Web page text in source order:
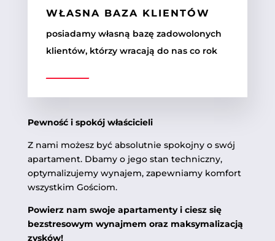
WŁASNA BAZA KLIENTÓW
posiadamy własną bazę zadowolonych
klientów, którzy wracają do nas co rok
Pewność i spokój właścicieli
Z nami możesz być absolutnie spokojny o swój
apartament. Dbamy o jego stan techniczny,
optymalizujemy wynajem, zapewniamy komfort
wszystkim Gościom.
Powierz nam swoje apartamenty i ciesz się
bezstresowym wynajmem oraz maksymalizacją
zysków!